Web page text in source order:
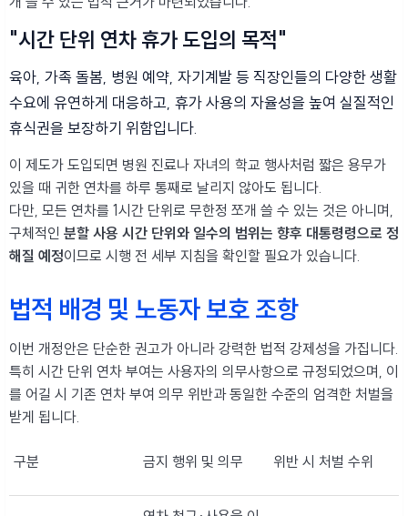
"시간 단위 연차 휴가 도입의 목적"
육아, 가족 돌봄, 병원 예약, 자기계발 등 직장인들의 다양한 생활
수요에 유연하게 대응하고, 휴가 사용의 자율성을 높여 실질적인
휴식권을 보장하기 위함입니다.
이 제도가 도입되면 병원 진료나 자녀의 학교 행사처럼 짧은 용무가
있을 때 귀한 연차를 하루 통째로 날리지 않아도 됩니다.
다만, 모든 연차를 1시간 단위로 무한정 쪼개 쓸 수 있는 것은 아니며,
구체적인 분할 사용 시간 단위와 일수의 범위는 향후 대통령령으로 정
해질 예정이므로 시행 전 세부 지침을 확인할 필요가 있습니다.
법적 배경 및 노동자 보호 조항
이번 개정안은 단순한 권고가 아니라 강력한 법적 강제성을 가집니다.
특히 시간 단위 연차 부여는 사용자의 의무사항으로 규정되었으며, 이
를 어길 시 기존 연차 부여 의무 위반과 동일한 수준의 엄격한 처벌을
받게 됩니다.
구분 금지 행위 및 의무 위반 시 처벌 수위